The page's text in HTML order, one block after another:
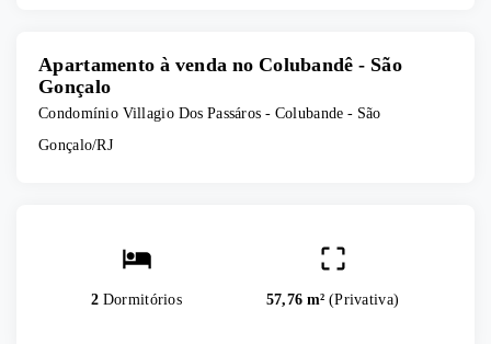
Apartamento à venda no Colubandê - São
Gonçalo
Condomínio Villagio Dos Passáros - Colubande - São
Gonçalo/RJ
2 Dormitórios 57,76 m² (Privativa)